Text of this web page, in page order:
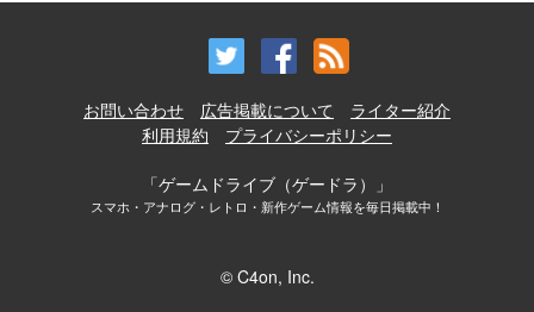
お問い合わせ 広告掲載について
ライター紹介
利用規約
プライバシーポリシー
「ゲームドライブ（ゲードラ）」
スマホ・アナログ・レトロ・新作ゲーム情報を毎日掲載中！
© C4on, Inc.